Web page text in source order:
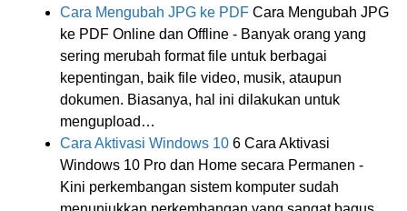
Cara Mengubah JPG ke PDF Cara Mengubah JPG
ke PDF Online dan Offline - Banyak orang yang
sering merubah format file untuk berbagai
kepentingan, baik file video, musik, ataupun
dokumen. Biasanya, hal ini dilakukan untuk
mengupload…
Cara Aktivasi Windows 10 6 Cara Aktivasi
Windows 10 Pro dan Home secara Permanen -
Kini perkembangan sistem komputer sudah